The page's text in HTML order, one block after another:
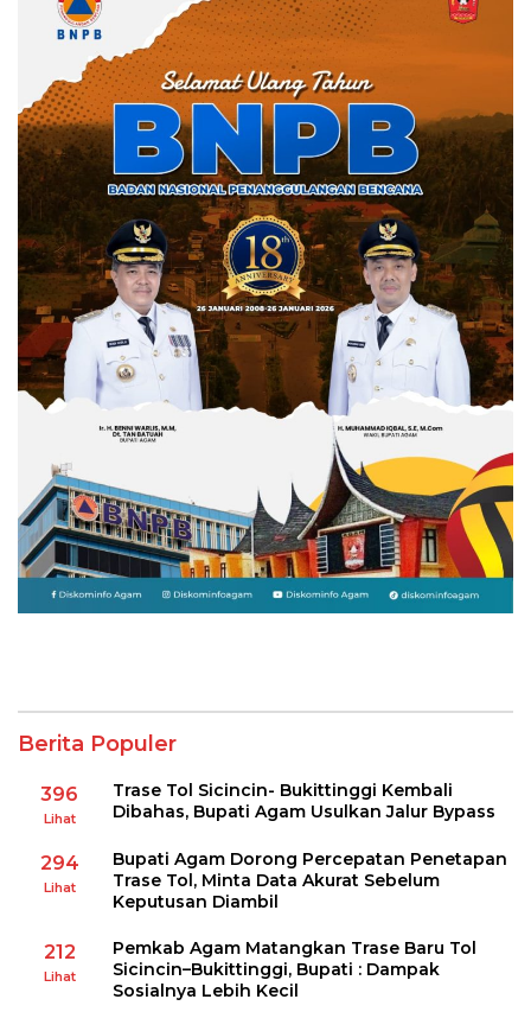
Berita Populer
396
Lihat
Trase Tol Sicincin- Bukittinggi Kembali
Dibahas, Bupati Agam Usulkan Jalur Bypass
294
Lihat
Bupati Agam Dorong Percepatan Penetapan
Trase Tol, Minta Data Akurat Sebelum
Keputusan Diambil
212
Lihat
Pemkab Agam Matangkan Trase Baru Tol
Sicincin–Bukittinggi, Bupati : Dampak
Sosialnya Lebih Kecil